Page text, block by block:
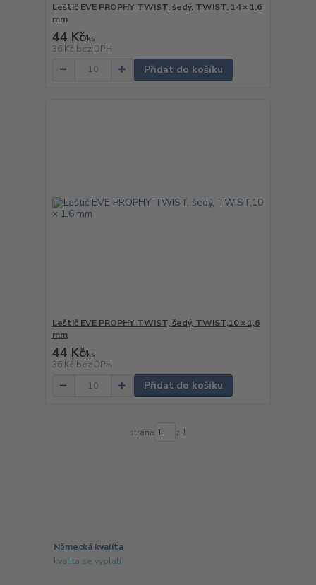
Leštič EVE PROPHY TWIST, šedý, TWIST, 14 × 1,6
mm
44 Kč/ks
36 Kč bez DPH
Přidat do košíku
Leštič EVE PROPHY TWIST, šedý, TWIST,10 × 1,6
mm
44 Kč/ks
36 Kč bez DPH
Přidat do košíku
strana z 1
Německá kvalita
kvalita se vyplatí